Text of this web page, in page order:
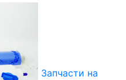
Запчасти на